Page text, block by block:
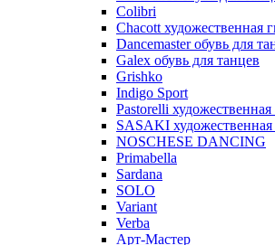
Colibri
Chacott художественная
Dancemaster обувь для
Galex обувь для танцев
Grishko
Indigo Sport
Pastorelli
SASAKI художественная
NOSCHESE DANCING
Primabella
Sardana
SOLO
Variant
Verba
Арт-Мастер